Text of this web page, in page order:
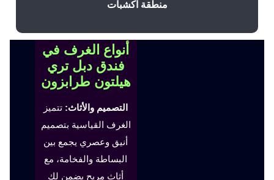
منطقة اكشبات
أنواع الغرف في
فندق دبل تري
هيلتون طرابزون
التصميم والأثاث: تتميز
الغرف القياسية بتصميم
أنيق وعصري يجمع بين
البساطة والفخامة، مع
أثاث مريح يضمن لك